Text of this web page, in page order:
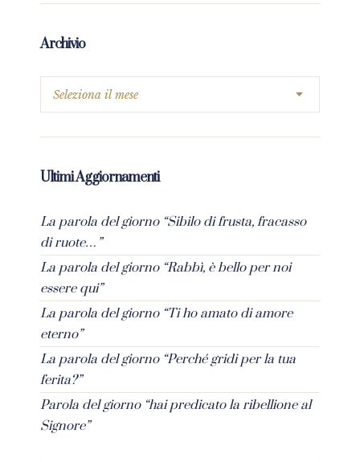
Archivio
Ultimi Aggiornamenti
La parola del giorno “Sibilo di frusta, fracasso
di ruote…”
La parola del giorno “Rabbì, è bello per noi
essere qui”
La parola del giorno “Ti ho amato di amore
eterno”
La parola del giorno “Perché gridi per la tua
ferita?”
Parola del giorno “hai predicato la ribellione al
Signore”